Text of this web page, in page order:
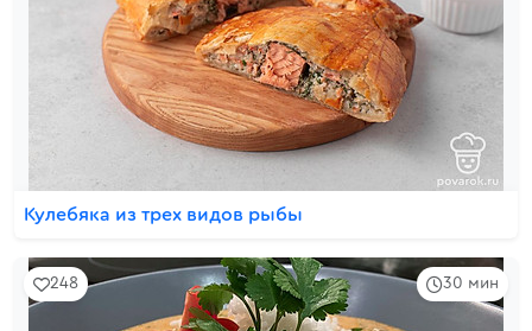
Кулебяка из трех видов рыбы
30 мин
248